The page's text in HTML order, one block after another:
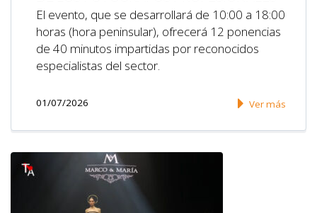
El evento, que se desarrollará de 10:00 a 18:00
horas (hora peninsular), ofrecerá 12 ponencias
de 40 minutos impartidas por reconocidos
especialistas del sector.
01/07/2026 Ver más